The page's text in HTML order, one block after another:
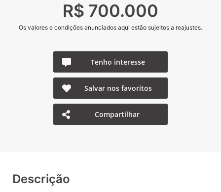
R$ 700.000
Os valores e condições anunciados aqui estão sujeitos a reajustes.
Tenho interesse
Salvar nos favoritos
Compartilhar
Descrição